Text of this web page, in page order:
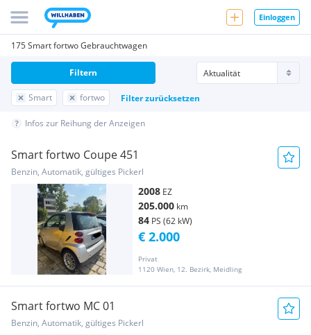
Einloggen
175 Smart fortwo Gebrauchtwagen
Smart fortwo Filter zurücksetzen
Filtern
Infos zur Reihung der Anzeigen
Smart fortwo Coupe 451
Benzin, Automatik, gültiges Pickerl
2008 EZ
205.000 km
84 PS (62 kW)
Privat
1120 Wien, 12. Bezirk, Meidling
€ 2.000
Smart fortwo MC 01
Benzin, Automatik, gültiges Pickerl